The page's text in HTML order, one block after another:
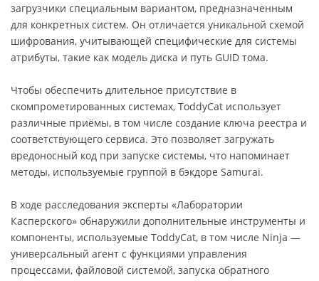
загрузчики специальным вариантом, предназначенным
для конкретных систем. Он отличается уникальной схемой
шифрования, учитывающей специфические для системы
атрибуты, такие как модель диска и путь GUID тома.
Чтобы обеспечить длительное присутствие в
скомпрометированных системах, ToddyCat использует
различные приёмы, в том числе создание ключа реестра и
соответствующего сервиса. Это позволяет загружать
вредоносный код при запуске системы, что напоминает
методы, используемые группой в бэкдоре Samurai.
В ходе расследования эксперты «Лаборатории
Касперского» обнаружили дополнительные инструменты и
компоненты, используемые ToddyCat, в том числе Ninja —
универсальный агент с функциями управления
процессами, файловой системой, запуска обратного